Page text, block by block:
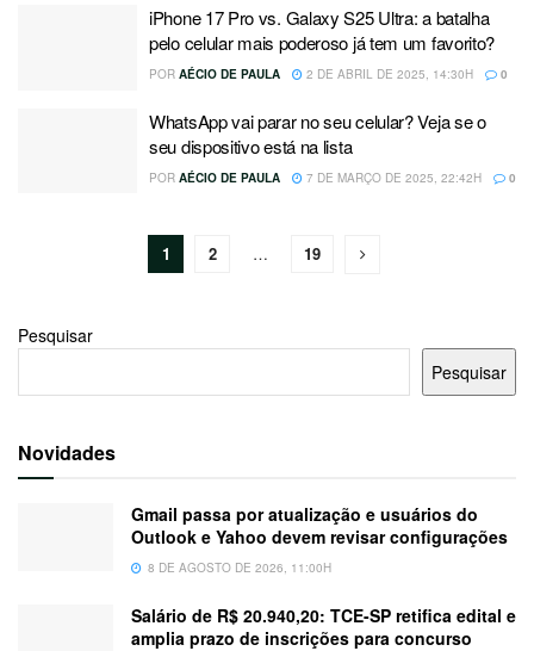
iPhone 17 Pro vs. Galaxy S25 Ultra: a batalha
pelo celular mais poderoso já tem um favorito?
POR AÉCIO DE PAULA 2 DE ABRIL DE 2025, 14:30H 0
WhatsApp vai parar no seu celular? Veja se o
seu dispositivo está na lista
POR AÉCIO DE PAULA 7 DE MARÇO DE 2025, 22:42H 0
1 2 … 19
Pesquisar
Pesquisar
Novidades
Gmail passa por atualização e usuários do
Outlook e Yahoo devem revisar configurações
8 DE AGOSTO DE 2026, 11:00H
Salário de R$ 20.940,20: TCE-SP retifica edital e
amplia prazo de inscrições para concurso